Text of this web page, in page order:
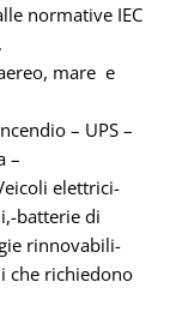
normative IEC
mare e
– UPS –
–
elettrici-
batterie di
rinnovabili-
che richiedono